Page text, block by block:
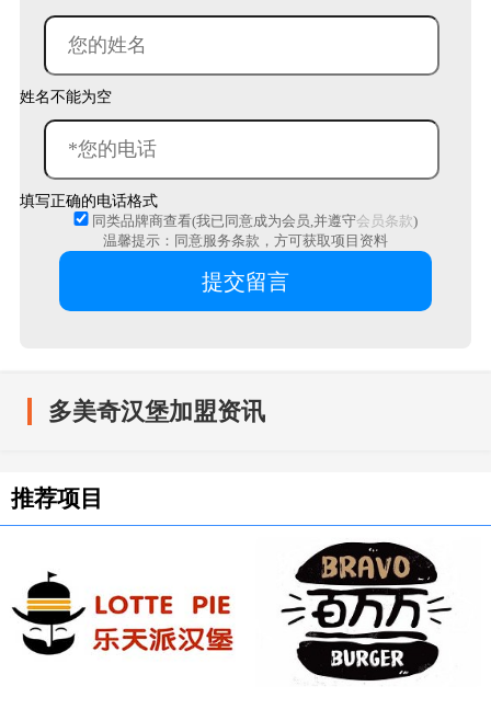
姓名不能为空
填写正确的电话格式
同类品牌商查看(我已同意成为会员,并遵守会员条款)
温馨提示：同意服务条款，方可获取项目资料
多美奇汉堡加盟资讯
推荐项目